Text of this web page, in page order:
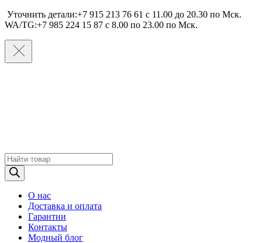
Уточнить детали:+7 915 213 76 61 c 11.00 до 20.30 по Мcк.
WA/TG:+7 985 224 15 87 c 8.00 по 23.00 по Мcк.
Поиск
товаров
О нас
Доставка и оплата
Гарантии
Контакты
Модный блог